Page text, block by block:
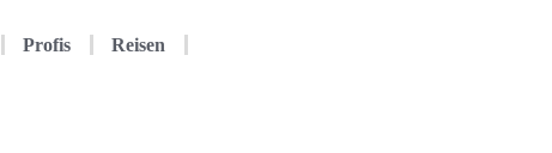
Profis Reisen